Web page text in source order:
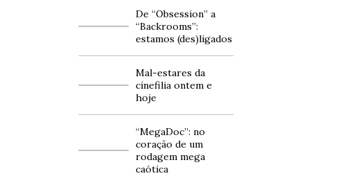
De “Obsession” a
“Backrooms”:
estamos (des)ligados
Mal-estares da
cinefilia ontem e
hoje
“MegaDoc”: no
coração de um
rodagem mega
caótica